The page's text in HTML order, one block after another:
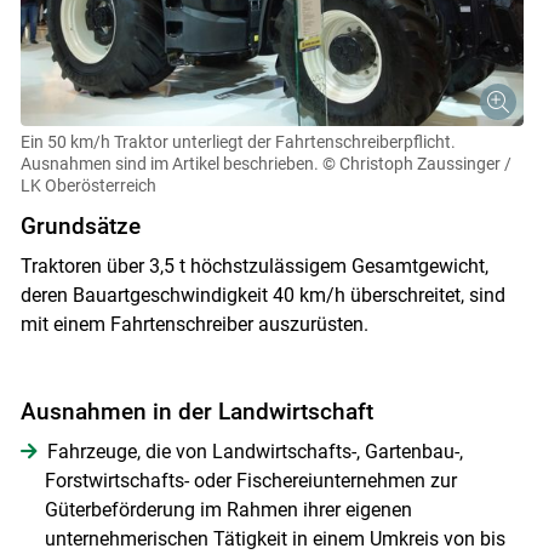
Skip to main content
Ein 50 km/h Traktor unterliegt der Fahrtenschreiberpflicht.
Ausnahmen sind im Artikel beschrieben. © Christoph Zaussinger /
LK Oberösterreich
Grundsätze
Traktoren über 3,5 t höchstzulässigem Gesamtgewicht,
deren Bauartgeschwindigkeit 40 km/h überschreitet, sind
mit einem Fahrtenschreiber auszurüsten.
Ausnahmen in der Landwirtschaft
Fahrzeuge, die von Landwirtschafts-, Gartenbau-,
Forstwirtschafts- oder Fischereiunternehmen zur
Güterbeförderung im Rahmen ihrer eigenen
unternehmerischen Tätigkeit in einem Umkreis von bis